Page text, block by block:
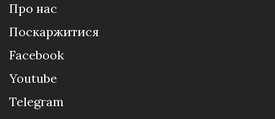
Про нас
Поскаржитися
Facebook
Youtube
Telegram